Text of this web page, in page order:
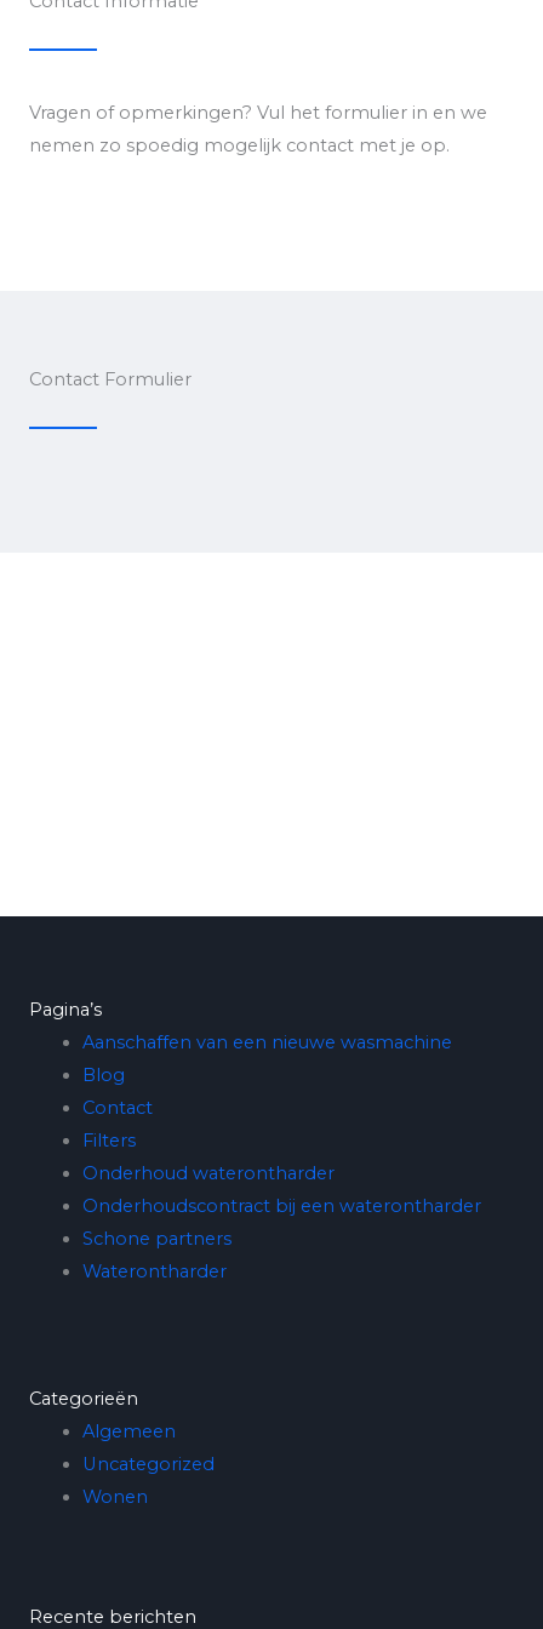
Vragen of opmerkingen? Vul het formulier in en we
nemen zo spoedig mogelijk contact met je op.
Contact Formulier
Pagina’s
Aanschaffen van een nieuwe wasmachine
Blog
Contact
Filters
Onderhoud waterontharder
Onderhoudscontract bij een waterontharder
Schone partners
Waterontharder
Categorieën
Algemeen
Uncategorized
Wonen
Recente berichten